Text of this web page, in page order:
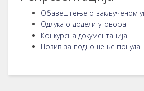
Обавештење о закљученом
Одлука о додели уговора
Конкурсна документација
Позив за подношење понуда